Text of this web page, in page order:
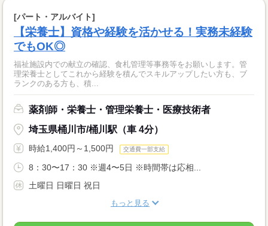
[パート・アルバイト]
【栄養士】資格や経験を活かせる！実務未経験
でもOK◎
福祉施設内での献立の確認、食札管理等事務等をお願いします。管
理栄養士としてこれから経験を積んでスキルアップしたい方も、ブ
ランクのある方も、積...
薬剤師・栄養士・管理栄養士・医療技術者
埼玉県桶川市/桶川駅（車 4分）
時給1,400円～1,500円 交通費一部支給
8：30〜17：30 ※週4〜5日 ※時間帯は応相...
土曜日 日曜日 祝日
もっと見る